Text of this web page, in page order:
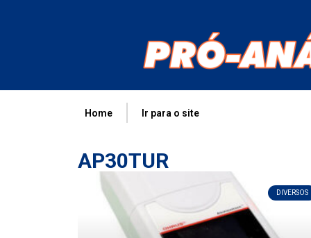
Home Ir para o site
AP30TUR
DIVERSOS